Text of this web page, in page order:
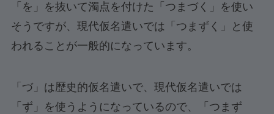
「を」を抜いて濁点を付けた「つまづく」を使い
そうですが、現代仮名遣いでは「つまずく」と使
われることが一般的になっています。
「づ」は歴史的仮名遣いで、現代仮名遣いでは
「ず」を使うようになっているので、「つまず